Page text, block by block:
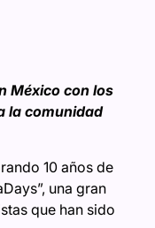
México con los
la comunidad
10 años de
una gran
que han sido